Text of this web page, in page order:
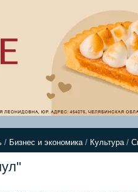
/ Бизнес и экономика/ Культура/